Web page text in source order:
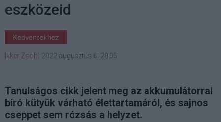
eszközeid
Kedvencekhez
Ikker Zsolt 2022 augusztus 6. 20:05
Tanulságos cikk jelent meg az akkumulátorral
bíró kütyük várható élettartamáról, és sajnos
cseppet sem rózsás a helyzet.